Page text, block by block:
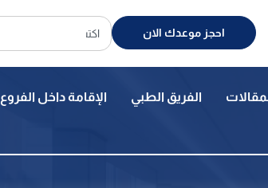
احجز موعدك الان
الفريق الطبي الإقامة داخل الفروع